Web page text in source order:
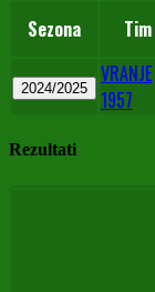
Sezona Tim
2024/2025
VRANJE
1957
Rezultati